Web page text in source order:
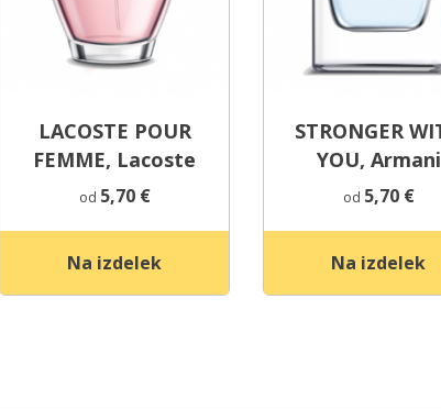
LACOSTE POUR
FEMME, Lacoste
od 5,70 €
Na izdelek
STRONGER WITH
YOU, Armani
od 5,70 €
Na izdelek